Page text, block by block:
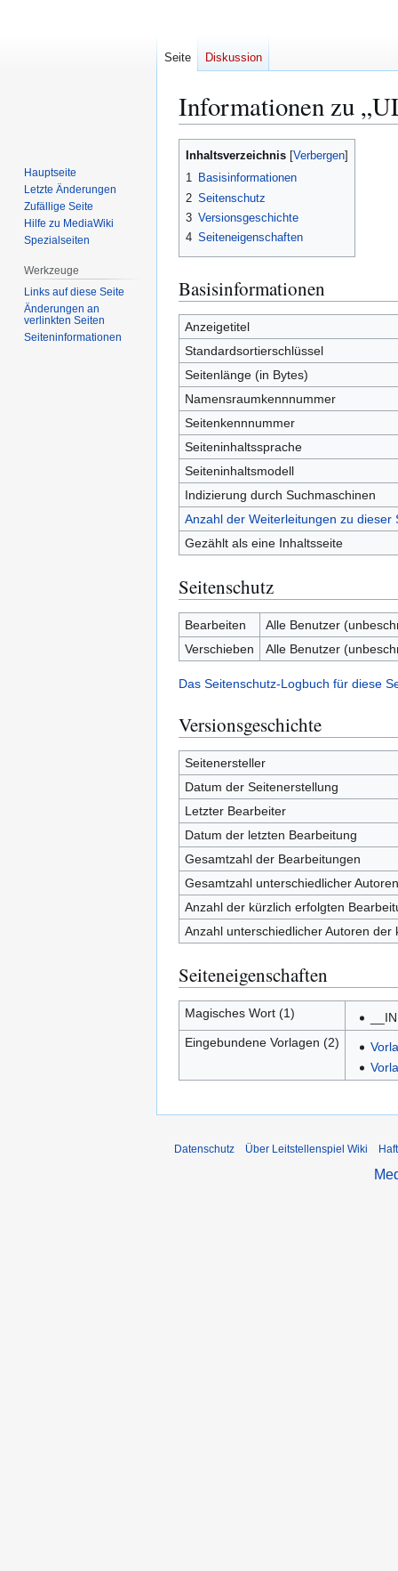
Informationen zu
Zur
Zur
Inhaltsverzeichnis
1 Basisinformationen
2 Seitenschutz
3 Versionsgeschichte
4 Seiteneigenschaften
Basisinformationen
Anzeigetitel
Standardsortierschlüssel
Seitenlänge (in Bytes)
Namensraumkennnummer
Seitenkennnummer
Seiteninhaltssprache
Seiteninhaltsmodell
Indizierung durch Suchmaschinen
Anzahl der Weiterleitungen zu dieser
Gezählt als eine Inhaltsseite
Seitenschutz
Bearbeiten
Alle Benutzer
Verschieben
Alle Benutzer
Das Seitenschutz-Logbuch für diese
Versionsgeschichte
Seitenersteller
Datum der Seitenerstellung
Letzter Bearbeiter
Datum der letzten Bearbeitung
Gesamtzahl der Bearbeitungen
Gesamtzahl unterschiedlicher Autoren
Anzahl der kürzlich erfolgten
Anzahl unterschiedlicher Autoren
Seiteneigenschaften
Magisches Wort (1)
Eingebundene Vorlagen (2)
Seite Diskussion
Hauptseite
Letzte Änderungen
Zufällige Seite
Hilfe zu MediaWiki
Spezialseiten
Werkzeuge
Links auf diese Seite
Änderungen an
verlinkten Seiten
Seiten­­informationen
Datenschutz Über Leitstellenspiel Wiki